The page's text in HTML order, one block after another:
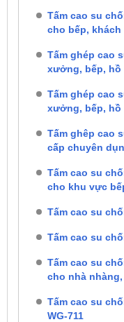
Tấm cao su
cho bếp, khách
Tấm ghép cao
xưởng, bếp, hồ
Tấm ghép cao
xưởng, bếp, hồ
Tấm ghêp cao
cấp chuyên
Tấm cao su
cho khu vực
Tấm cao su
Tấm cao su
Tấm cao su
cho nhà
Tấm cao su
WG-711